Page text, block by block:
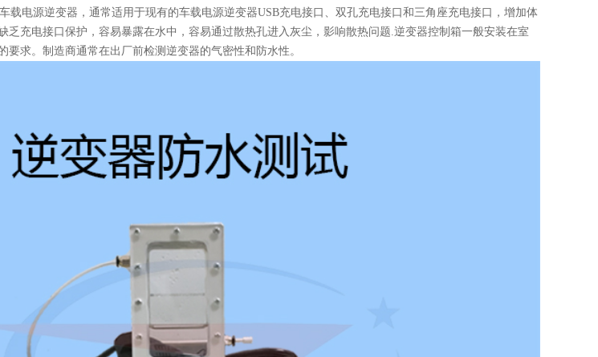
电源逆变器，通常适用于现有的车载电源逆变器USB充电接口、双孔充电接口和三角座充电接口，增加体
乏充电接口保护，容易暴露在水中，容易通过散热孔进入灰尘，影响散热问题.逆变器控制箱一般安装在室
要求。制造商通常在出厂前检测逆变器的气密性和防水性。